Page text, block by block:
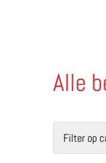
Alle
Filter op